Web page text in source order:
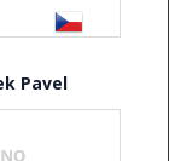
Pavel